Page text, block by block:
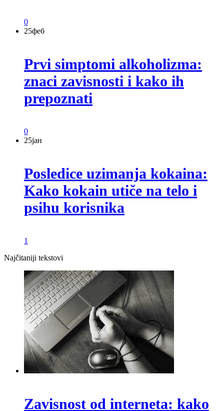
0
25феб
Prvi simptomi alkoholizma:
znaci zavisnosti i kako ih
prepoznati
0
25јан
Posledice uzimanja kokaina:
Kako kokain utiče na telo i
psihu korisnika
1
Najčitaniji tekstovi
Zavisnost od interneta: kako